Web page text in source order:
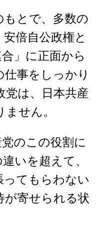
とで、多数の
倍自公政権と
合」に正面から
事をしっかり
党は、日本共産
せん。
のこの役割に
いを超えて、
ってもらわない
が寄せられる状